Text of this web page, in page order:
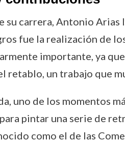
su carrera, Antonio Arias
fue la realización de
importante, ya
retablo, un trabajo que
uno de los momentos
pintar una serie de
como el de las